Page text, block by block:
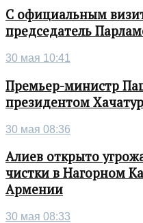
С официальным
председатель
30 мая 10:41
Премьер-министр
президентом
30 мая 08:36
Алиев открыто
чистки в Нагорном
Армении
30 мая 08:33